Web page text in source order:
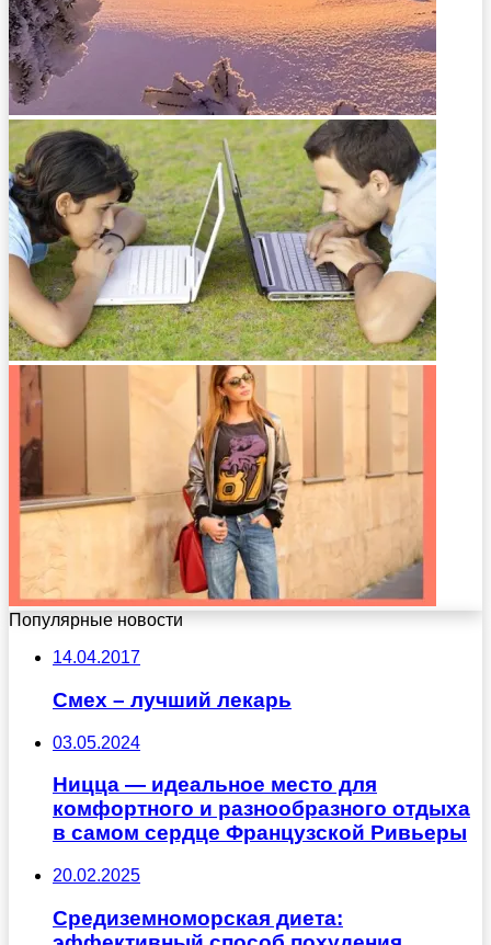
Популярные новости
14.04.2017
Смех – лучший лекарь
03.05.2024
Ницца — идеальное место для
комфортного и разнообразного отдыха
в самом сердце Французской Ривьеры
20.02.2025
Средиземноморская диета: